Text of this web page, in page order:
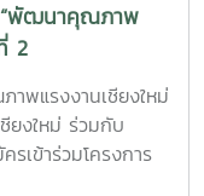
“พัฒนาคุณภาพ
2
พแรงงานเชียงใหม่
ยงใหม่ ร่วมกับ
เข้าร่วมโครงการ